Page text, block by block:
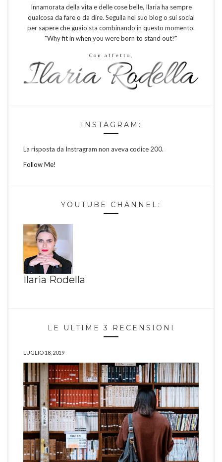
Innamorata della vita e delle cose belle, Ilaria ha sempre
qualcosa da fare o da dire. Seguila nel suo blog o sui social
per sapere che guaio sta combinando in questo momento.
"Why fit in when you were born to stand out?"
Con affetto,
INSTAGRAM:
La risposta da Instragram non aveva codice 200.
Follow Me!
YOUTUBE CHANNEL:
Ilaria Rodella
LE ULTIME 3 RECENSIONI
LUGLIO 18, 2019